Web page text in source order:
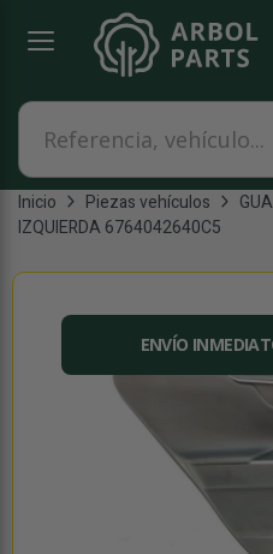
Referencia, vehículo...
Inicio Piezas vehículos
IZQUIERDA 6764042640C5
ENVÍO